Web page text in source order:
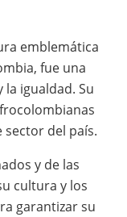
emblemática
fue una
igualdad. Su
sector del país.
y de las
cultura y los
garantizar su